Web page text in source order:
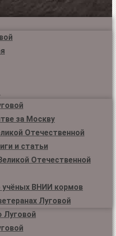
за Москву
Отечественной
и статьи
Отечественной
учёных ВНИИ кормов
Луговой
Луговой